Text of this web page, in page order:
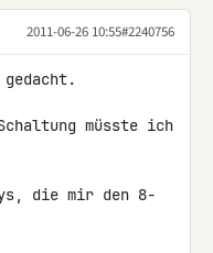
2011-06-26 10:55#2240756
müsste ich
die mir den 8-